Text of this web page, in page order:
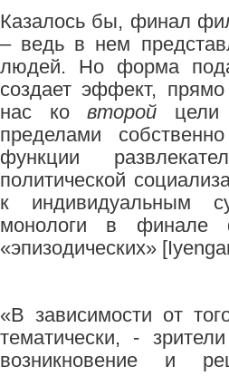
Казалось бы, финал
– ведь в нем
людей. Но форма
создает эффект,
нас ковторой цели
пределами
функции
политической
к индивидуальным
монологи в
«эпизодических»
«В зависимости от
тематически, -
возникновение и